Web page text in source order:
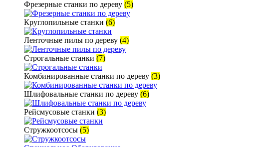
Фрезерные станки по дереву (5)
Круглопильные станки (6)
Ленточные пилы по дереву (4)
Строгальные станки (7)
Комбинированные станки по дереву (3)
Шлифовальные станки по дереву (6)
Рейсмусовые станки (3)
Стружкоотсосы (5)